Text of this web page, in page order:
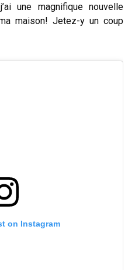
une magnifique nouvelle
maison! Jetez-y un coup
on Instagram